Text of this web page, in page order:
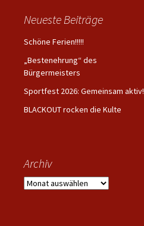
Neueste Beiträge
Schöne Ferien!!!!!
„Bestenehrung“ des
Bürgermeisters
Sportfest 2026: Gemeinsam aktiv!
BLACKOUT rocken die Kulte
Archiv
Archiv